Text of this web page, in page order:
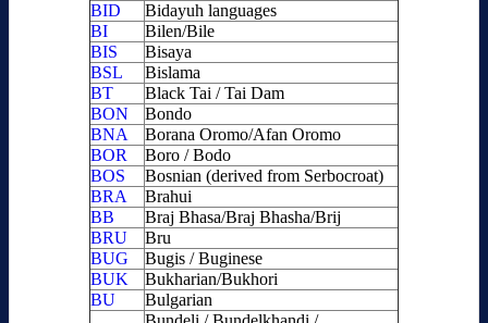
BID
Bidayuh languages
BI
Bilen/Bile
BIS
Bisaya
BSL
Bislama
BT
Black Tai / Tai Dam
BON
Bondo
BNA
Borana Oromo/Afan Oromo
BOR
Boro / Bodo
BOS
Bosnian (derived from Serbocroat)
BRA
Brahui
BB
Braj Bhasa/Braj Bhasha/Brij
BRU
Bru
BUG
Bugis / Buginese
BUK
Bukharian/Bukhori
BU
Bulgarian